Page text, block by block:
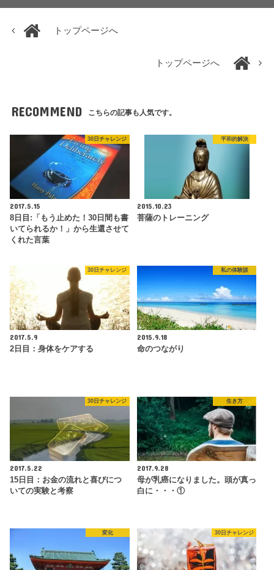
トップページへ
トップページへ
RECOMMEND こちらの記事も人気です。
30日チャレンジ
2017.5.15
8日目:「もう止めた！30日間も書
いてられるか！」から生還させて
くれた言葉
平和的解決
2015.10.23
菩薩のトレーニング
30日チャレンジ
2017.5.9
2日目：身体をケアする
私の体験談
2015.9.18
命のつながり
30日チャレンジ
2017.5.22
15日目：お金の流れと喜びにつ
いての実験と考察
生き方
2017.9.28
母が乳癌になりました。頭が真っ
白に・・・①
変化 30日チャレンジ